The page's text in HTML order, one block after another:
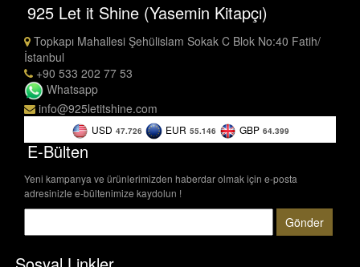
925 Let it Shine (Yasemin Kitapçı)
Topkapı Mahallesi Şehülislam Sokak C Blok No:40 Fatih/
İstanbul
+90 533 202 77 53
Whatsapp
info@925letitshine.com
USD 47.726 EUR 55.146 GBP 64.399
E-Bülten
Yeni kampanya ve ürünlerimizden haberdar olmak için e-posta
adresinizle e-bültenimize kaydolun !
Gönder